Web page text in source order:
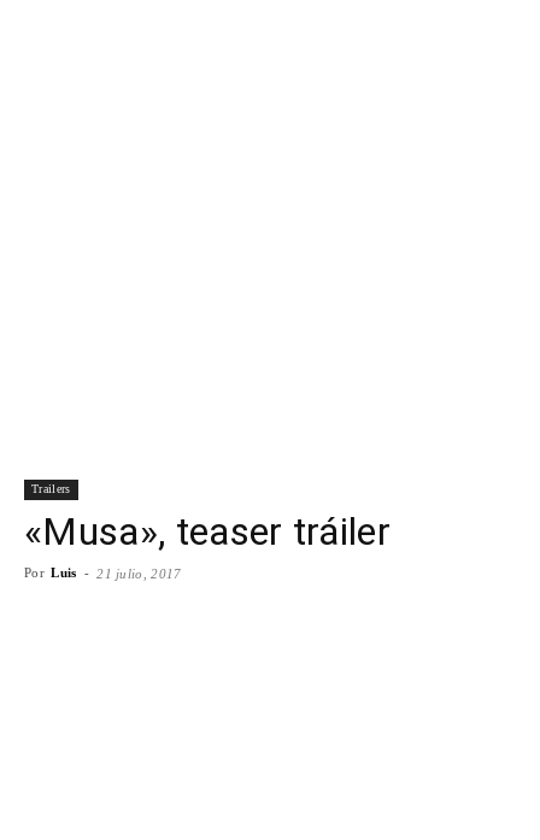
Trailers
«Musa», teaser tráiler
Por Luis - 21 julio, 2017